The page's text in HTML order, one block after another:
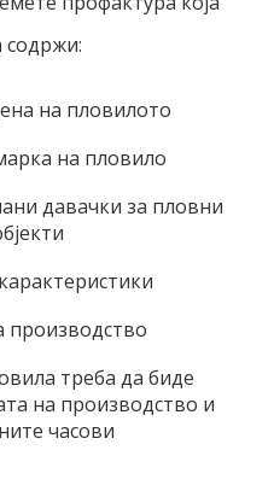
содржи:
на пловилото
на пловило
давачки за пловни
производство
треба да биде
на производство и
часови